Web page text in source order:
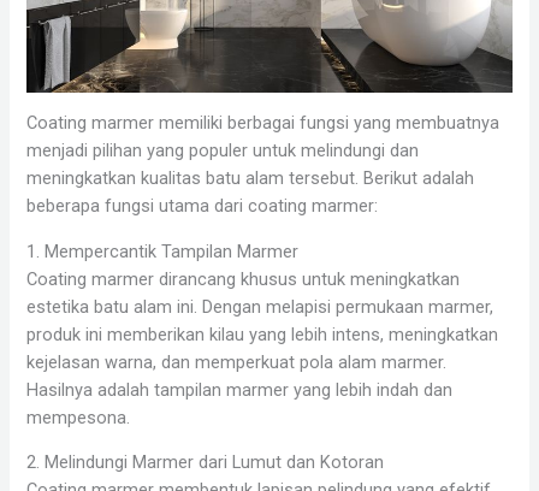
Coating marmer memiliki berbagai fungsi yang membuatnya
menjadi pilihan yang populer untuk melindungi dan
meningkatkan kualitas batu alam tersebut. Berikut adalah
beberapa fungsi utama dari coating marmer:
1. Mempercantik Tampilan Marmer
Coating marmer dirancang khusus untuk meningkatkan
estetika batu alam ini. Dengan melapisi permukaan marmer,
produk ini memberikan kilau yang lebih intens, meningkatkan
kejelasan warna, dan memperkuat pola alam marmer.
Hasilnya adalah tampilan marmer yang lebih indah dan
mempesona.
2. Melindungi Marmer dari Lumut dan Kotoran